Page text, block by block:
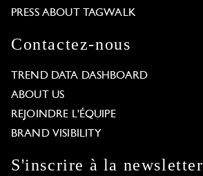
PRESS ABOUT TAGWALK
Contactez-nous
TREND DATA DASHBOARD
ABOUT US
REJOINDRE L'ÉQUIPE
BRAND VISIBILITY
S'inscrire à la newsletter